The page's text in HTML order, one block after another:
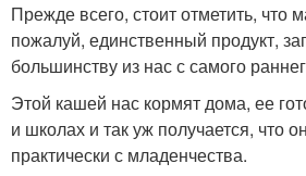
Прежде всего, стоит отметить, что
пожалуй, единственный продукт,
большинству из нас с самого
Этой кашей нас кормят дома, ее
и школах и так уж получается, что
практически с младенчества.